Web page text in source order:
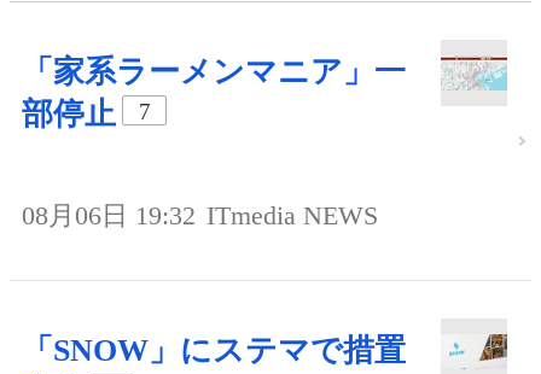
「家系ラーメンマニア」一
部停止
7
08月06日 19:32 ITmedia NEWS
「SNOW」にステマで措置